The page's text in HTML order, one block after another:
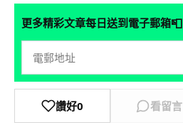
更多精彩文章每日送到電子郵箱📮
讚好0 看留言